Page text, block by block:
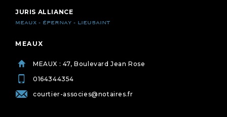
JURIS ALLIANCE
MEAUX - ÉPERNAY - LIEUSAINT
MEAUX
MEAUX : 47, Boulevard Jean Rose
0164344354
courtier-associes@notaires.fr